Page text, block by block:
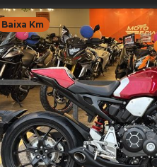
Baixa Km